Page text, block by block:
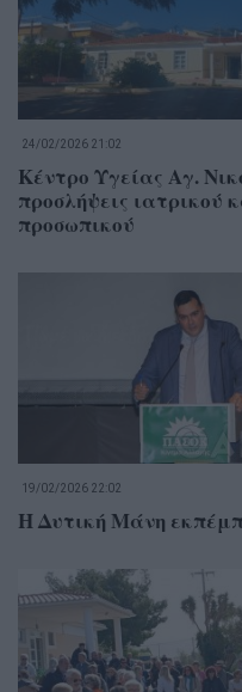
24/02/2026 21:02
Κέντρο Υγείας Αγ.
προσλήψεις ιατρικού
προσωπικού
19/02/2026 22:02
Η Δυτική Μάνη